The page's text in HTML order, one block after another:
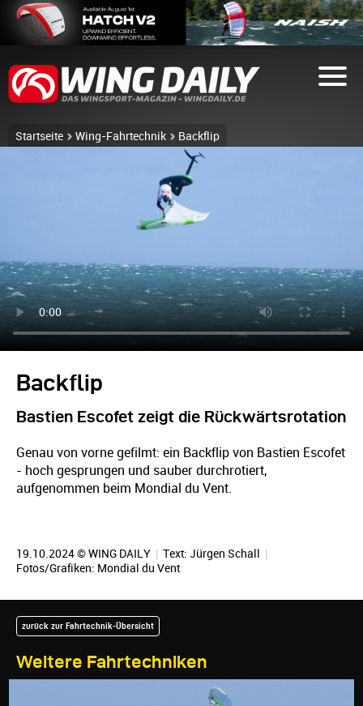
Startseite Wing-Fahrtechnik Backflip
Backflip
Bastien Escofet zeigt die Rückwärtsrotation
Genau von vorne gefilmt: ein Backflip von Bastien Escofet
- hoch gesprungen und sauber durchrotiert,
aufgenommen beim Mondial du Vent.
19.10.2024 © WING DAILY | Text: Jürgen Schall |
Fotos/Grafiken: Mondial du Vent
Weitere Fahrtechniken
zurück zur Fahrtechnik-Übersicht